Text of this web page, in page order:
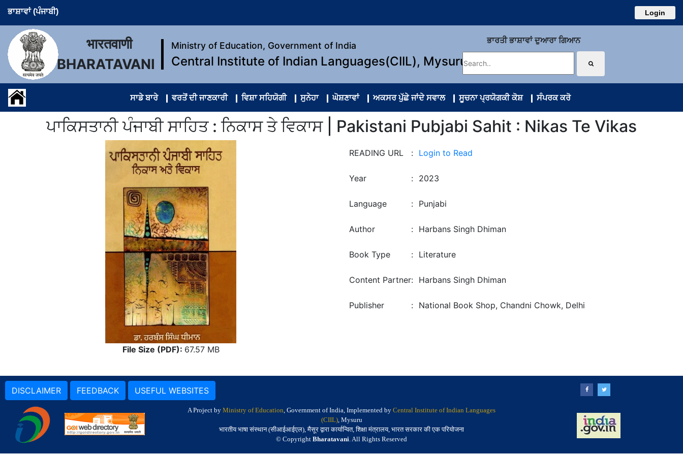
ਭਾਸ਼ਾਵਾਂ (ਪੰਜਾਬੀ) Login
भारतवाणी
BHARATAVANI
Ministry of Education, Government of India
Central Institute of Indian Languages(CIIL), Mysuru
ਭਾਰਤੀ ਭਾਸ਼ਾਵਾਂ ਦੁਆਰਾ ਗਿਆਨ
ਸਾਡੇ ਬਾਰੇ ਵਰਤੋਂ ਦੀ ਜਾਣਕਾਰੀ ਵਿਸ਼ਾ ਸਹਿਯੋਗੀ ਸੁਨੇਹਾ ਘੋਸ਼ਣਾਵਾਂ ਅਕਸਰ ਪੁੱਛੇ ਜਾਂਦੇ ਸਵਾਲ ਸੂਚਨਾ ਪ੍ਰਯੋਗਕੀ ਕੋਸ਼ ਸੰਪਰਕ ਕਰੋ
ਪਾਕਿਸਤਾਨੀ ਪੰਜਾਬੀ ਸਾਹਿਤ : ਨਿਕਾਸ ਤੇ ਵਿਕਾਸ | Pakistani Pubjabi Sahit : Nikas Te Vikas
File Size (PDF): 67.57 MB
READING URL : Login to Read
Year : 2023
Language : Punjabi
Author : Harbans Singh Dhiman
Book Type : Literature
Content Partner: Harbans Singh Dhiman
Publisher : National Book Shop, Chandni Chowk, Delhi
DISCLAIMER FEEDBACK USEFUL WEBSITES
A Project by Ministry of Education, Government of India, Implemented by Central Institute of Indian Languages
(CIIL), Mysuru
भारतीय भाषा संस्थान (सीआईआईएल), मैसूर द्वारा कार्यान्वित, शिक्षा मंत्रालय, भारत सरकार की एक परियोजना
© Copyright Bharatavani. All Rights Reserved